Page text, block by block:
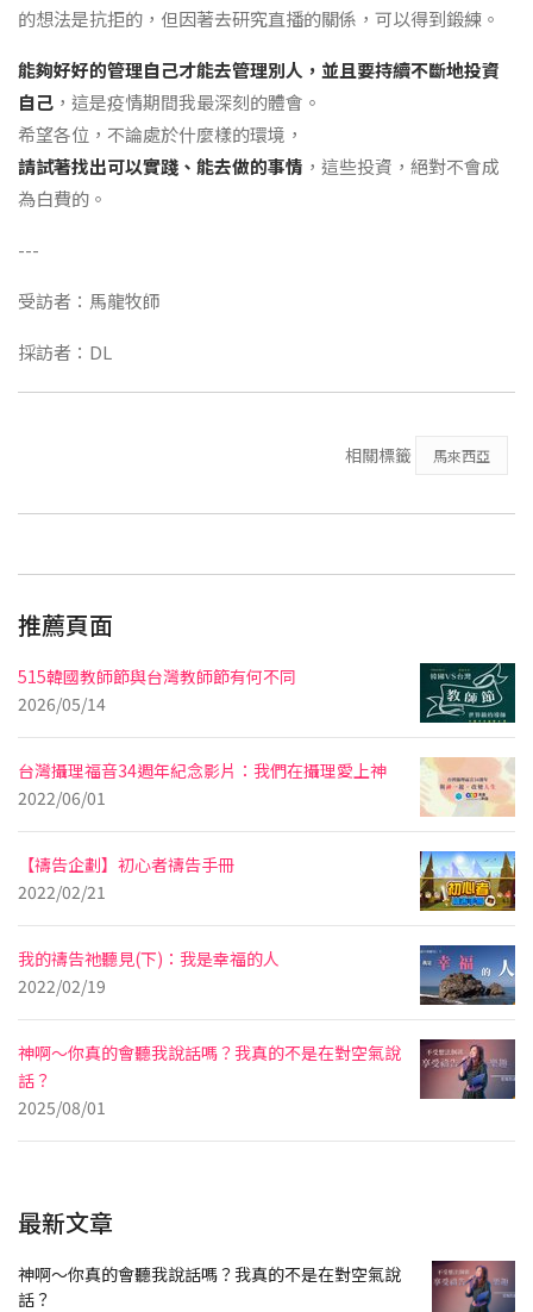
的想法是抗拒的，但因著去研究直播的關係，可以得到鍛練。
能夠好好的管理自己才能去管理別人，並且要持續不斷地投資
自己 ，這是疫情期間我最深刻的體會。
希望各位，不論處於什麼樣的環境，
請試著找出可以實踐、能去做的事情 ，這些投資，絕對不會成
為白費的。
---
受訪者：馬龍牧師
採訪者：DL
相關標籤 馬來西亞
推薦頁面
515韓國教師節與台灣教師節有何不同
2026/05/14
台灣攝理福音34週年紀念影片：我們在攝理愛上神
2022/06/01
【禱告企劃】初心者禱告手冊
2022/02/21
我的禱告祂聽見(下)：我是幸福的人
2022/02/19
神啊～你真的會聽我說話嗎？我真的不是在對空氣說
話？
2025/08/01
最新文章
神啊～你真的會聽我說話嗎？我真的不是在對空氣說
話？